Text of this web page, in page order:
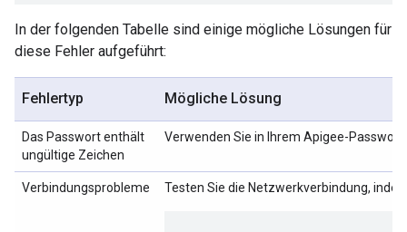
In der folgenden Tabelle sind einige mögliche Lösungen für
diese Fehler aufgeführt:
Fehlertyp Mögliche Lösung
Das Passwort enthält
ungültige Zeichen
Verwenden Sie in Ihrem Apigee-
Verbindungsprobleme Testen Sie die Netzwerkverbindung,